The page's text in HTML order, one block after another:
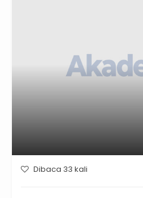
Dibaca 33 kali